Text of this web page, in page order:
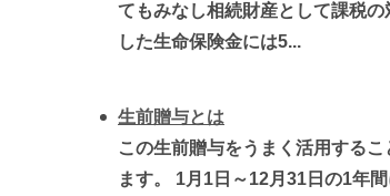
てもみなし相続財産として課税
した生命保険金には5...
生前贈与とは
この生前贈与をうまく活用するこ
ます。 1月1日～12月31日の1年